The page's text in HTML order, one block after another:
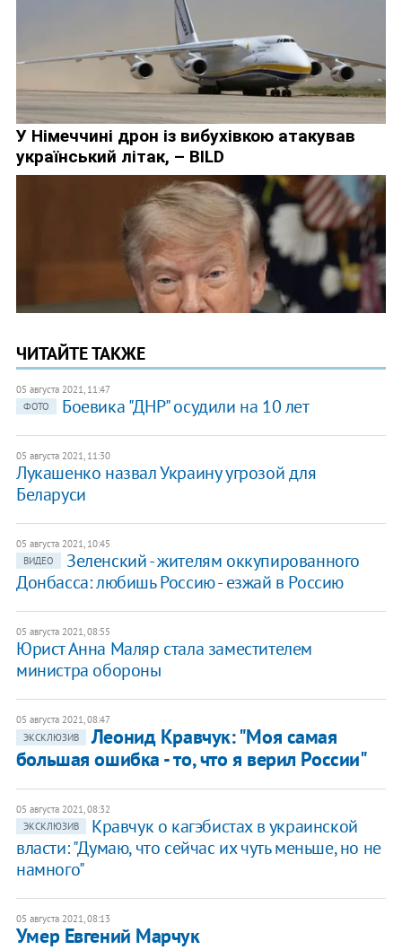
ЧИТАЙТЕ ТАКЖЕ
05 августа 2021, 11:47
ФОТО
Боевика "ДНР" осудили на 10 лет
05 августа 2021, 11:30
Лукашенко назвал Украину угрозой для
Беларуси
05 августа 2021, 10:45
ВИДЕО
​Зеленский - жителям оккупированного
Донбасса: любишь Россию - езжай в Россию
05 августа 2021, 08:55
Юрист Анна Маляр стала заместителем
министра обороны
05 августа 2021, 08:47
ЭКСКЛЮЗИВ
Леонид Кравчук: "Моя самая
большая ошибка - то, что я верил России"
05 августа 2021, 08:32
ЭКСКЛЮЗИВ
Кравчук о кагэбистах в украинской
власти: "Думаю, что сейчас их чуть меньше, но не
намного"
05 августа 2021, 08:13
Умер Евгений Марчук